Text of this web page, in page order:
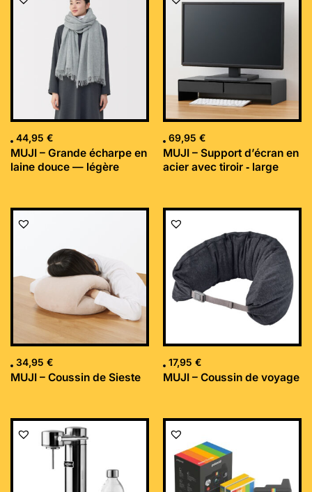
44,95 €
MUJI – Grande écharpe en
laine douce — légère
69,95 €
MUJI – Support d’écran en
acier avec tiroir ‐ large
34,95 €
MUJI – Coussin de Sieste
17,95 €
MUJI – Coussin de voyage
Le
initial
était :
169,99 €.
Le